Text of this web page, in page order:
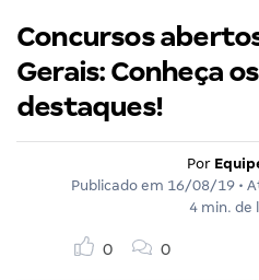
Concursos
Gerais: Conheça
destaques!
Por
Publicado em 16/08/19 •
4 min. de
0 0